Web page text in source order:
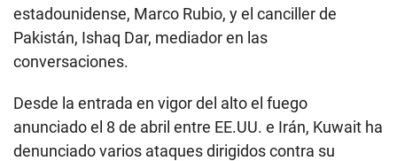
estadounidense, Marco Rubio, y el canciller de
Pakistán, Ishaq Dar, mediador en las
conversaciones.
Desde la entrada en vigor del alto el fuego
anunciado el 8 de abril entre EE.UU. e Irán, Kuwait ha
denunciado varios ataques dirigidos contra su